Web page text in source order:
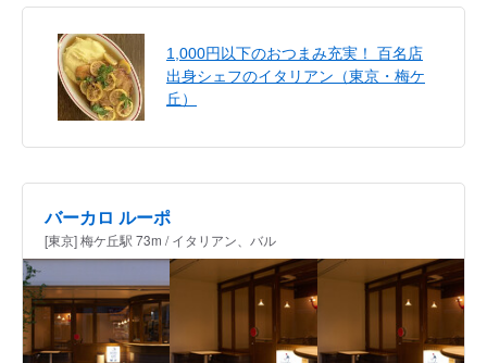
1,000円以下のおつまみ充実！ 百名店
出身シェフのイタリアン（東京・梅ケ
丘）
バーカロ ルーポ
[東京] 梅ケ丘駅 73m / イタリアン、バル